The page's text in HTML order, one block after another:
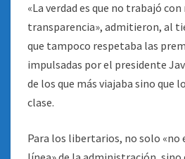
«La verdad es que no trabajó con
transparencia», admitieron, al
que tampoco respetaba las
impulsadas por el presidente
de los que más viajaba sino que
clase.
Para los libertarios, no solo «no